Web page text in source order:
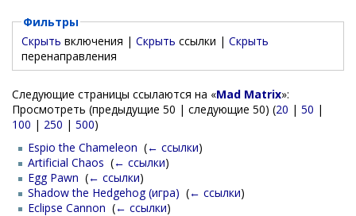
Фильтры
Скрыть включения | Скрыть ссылки | Скрыть
перенаправления
Следующие страницы ссылаются на «Mad Matrix»:
Просмотреть (предыдущие 50 | следующие 50) (20 | 50 |
100 | 250 | 500)
Espio the Chameleon (← ссылки)
Artificial Chaos (← ссылки)
Egg Pawn (← ссылки)
Shadow the Hedgehog (игра) (← ссылки)
Eclipse Cannon (← ссылки)